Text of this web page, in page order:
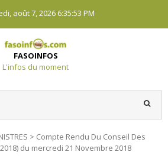
août 7, 2026 6:35:54 PM
FASOINFOS
L'infos du moment
> Compte Rendu Du Conseil Des
du mercredi 21 Novembre 2018